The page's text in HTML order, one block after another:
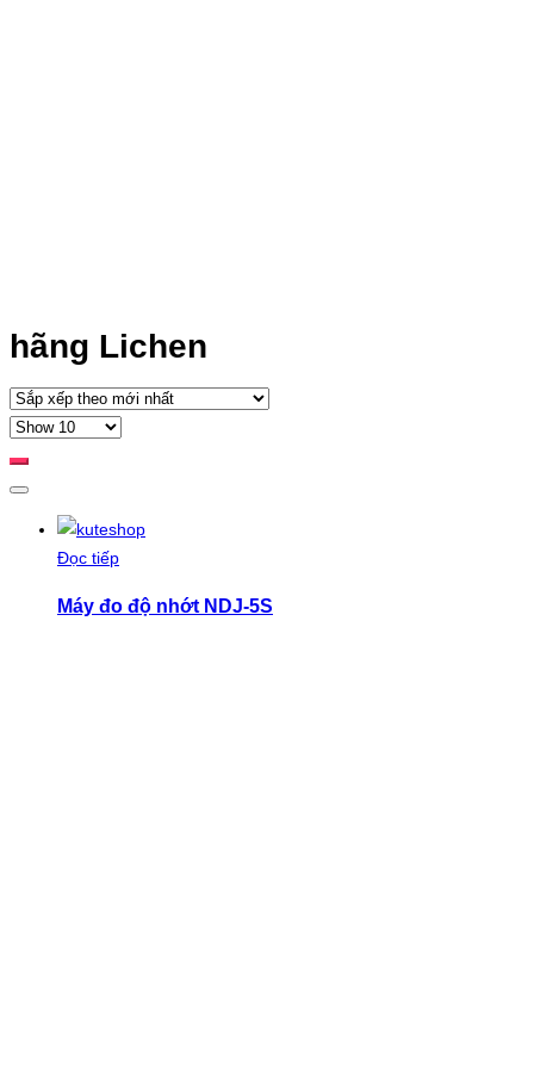
hãng Lichen
Đọc tiếp
Máy đo độ nhớt NDJ-5S